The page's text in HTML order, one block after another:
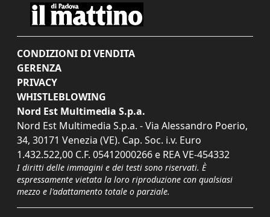
CONDIZIONI DI VENDITA
GERENZA
PRIVACY
WHISTLEBLOWING
Nord Est Multimedia S.p.a.
Nord Est Multimedia S.p.a. - Via Alessandro Poerio,
34, 30171 Venezia (VE). Cap. Soc. i.v. Euro
1.432.522,00 C.F. 05412000266 e REA VE-454332
I diritti delle immagini e dei testi sono riservati. È
espressamente vietata la loro riproduzione con qualsiasi
mezzo e l'adattamento totale o parziale.